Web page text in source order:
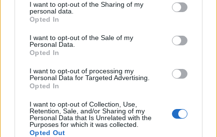
I want to opt-out of the Sharing of my
personal data.
Opted In
I want to opt-out of the Sale of my
Personal Data.
Opted In
I want to opt-out of processing my
Personal Data for Targeted Advertising.
Opted In
I want to opt-out of Collection, Use,
Retention, Sale, and/or Sharing of my
Personal Data that Is Unrelated with the
Purposes for which it was collected.
Opted Out
Lalady: Giornolo
13 Gennaio 2019 alle ore 10:07
Sadia: Buongiorno 😊
13 Gennaio 2019 alle ore 10:08
·Ti stimo ·Rispondi
Rosaria76:Buongiorno 😊
13 Gennaio 2019 alle ore 10:55
·Ti stimo·